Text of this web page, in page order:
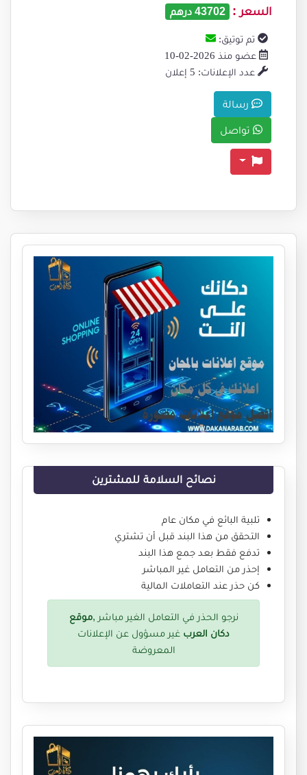
السعر : 43702 درهم
تم توتيق:
عضو منذ 2026-02-10
عدد الإعلانات: 5 إعلان
رسالة
تواصل
نصائح السلامة للمشترين
تلبية البائع في مكان عام
التحقق من هذا البند قبل أن تشتري
تدفع فقط بعد جمع هذا البند
إحذر من التعامل غير المباشر
كن حذر عند التعاملات المالية
نرجو الحذر في التعامل الغير مباشر ,موقع
دكان العرب غير مسؤول عن الإعلانات
المعروضة